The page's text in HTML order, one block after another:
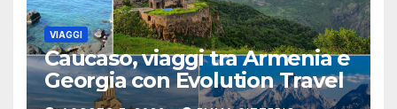
VIAGGI
Caucaso, viaggi tra Armenia e
Georgia con Evolution Travel